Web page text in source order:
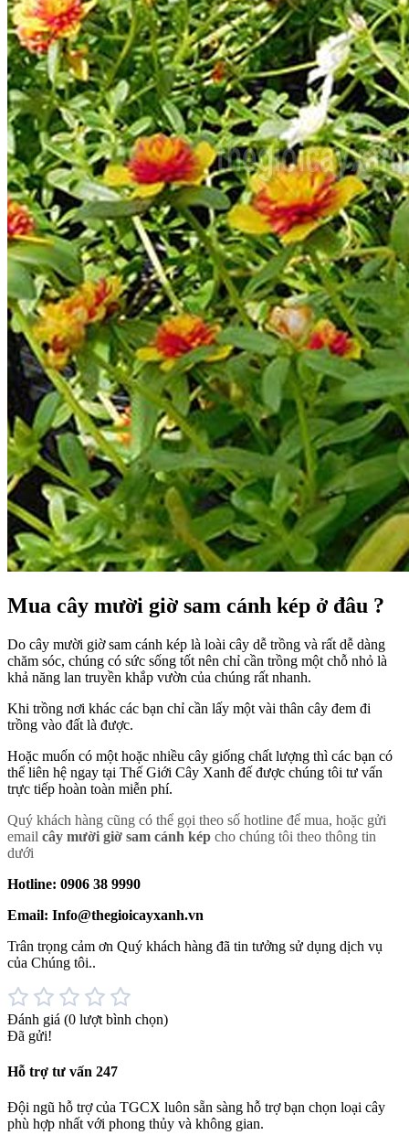
Mua cây mười giờ sam cánh kép ở đâu ?
Do cây mười giờ sam cánh kép là loài cây dễ trồng và rất dễ dàng
chăm sóc, chúng có sức sống tốt nên chỉ cần trồng một chỗ nhỏ là
khả năng lan truyền khắp vườn của chúng rất nhanh.
Khi trồng nơi khác các bạn chỉ cần lấy một vài thân cây đem đi
trồng vào đất là được.
Hoặc muốn có một hoặc nhiều cây giống chất lượng thì các bạn có
thể liên hệ ngay tại Thế Giới Cây Xanh đế được chúng tôi tư vấn
trực tiếp hoàn toàn miễn phí.
Quý khách hàng cũng có thể gọi theo số hotline để mua, hoặc gửi
email cây mười giờ sam cánh kép cho chúng tôi theo thông tin
dưới
Hotline: 0906 38 9990
Email: Info@thegioicayxanh.vn
Trân trọng cảm ơn Quý khách hàng đã tin tưởng sử dụng dịch vụ
của Chúng tôi..
Đánh giá (0 lượt bình chọn)
Đã gửi!
Hỗ trợ tư vấn 247
Đội ngũ hỗ trợ của TGCX luôn sẵn sàng hỗ trợ bạn chọn loại cây
phù hợp nhất với phong thủy và không gian.